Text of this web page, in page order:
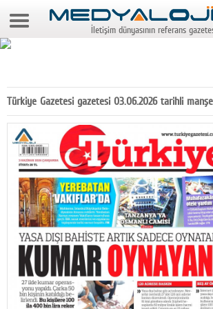
8 Ağustos 2026 19:44:25
Gazeteler
Medya
Reyting-tiraj
Teknoloji
Televizyon
Dünya
Pr
İletişim dünyasının referans
Türkiye Gazetesi gazetesi 03.06.2026 tarihli